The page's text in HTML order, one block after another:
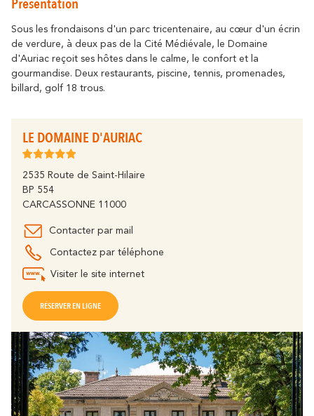
Le Lac de la Cavayère
Là où la nature
Le Canal du Midi
Là où la nature
Autour de Carcassonne
Que faire à
Destination écoresponsable
Tourisme & handicap
À vélo
Contact Brochures
FAQ Nos Bureaux
Découvrez tous les grands évènements
l'Embrasement de la Cité, la Magie de
Tous les temps forts
Présentation
Sous les frondaisons d'un parc tricentenaire, au cœur d'un écrin
de verdure, à deux pas de la Cité Médiévale, le Domaine
d'Auriac reçoit ses hôtes dans le calme, le confort et la
gourmandise. Deux restaurants, piscine, tennis, promenades,
billard, golf 18 trous.
LE DOMAINE D'AURIAC
2535 Route de Saint-Hilaire
BP 554
CARCASSONNE 11000
Contacter par mail
Contactez par téléphone
Visiter le site internet
RÉSERVER EN LIGNE